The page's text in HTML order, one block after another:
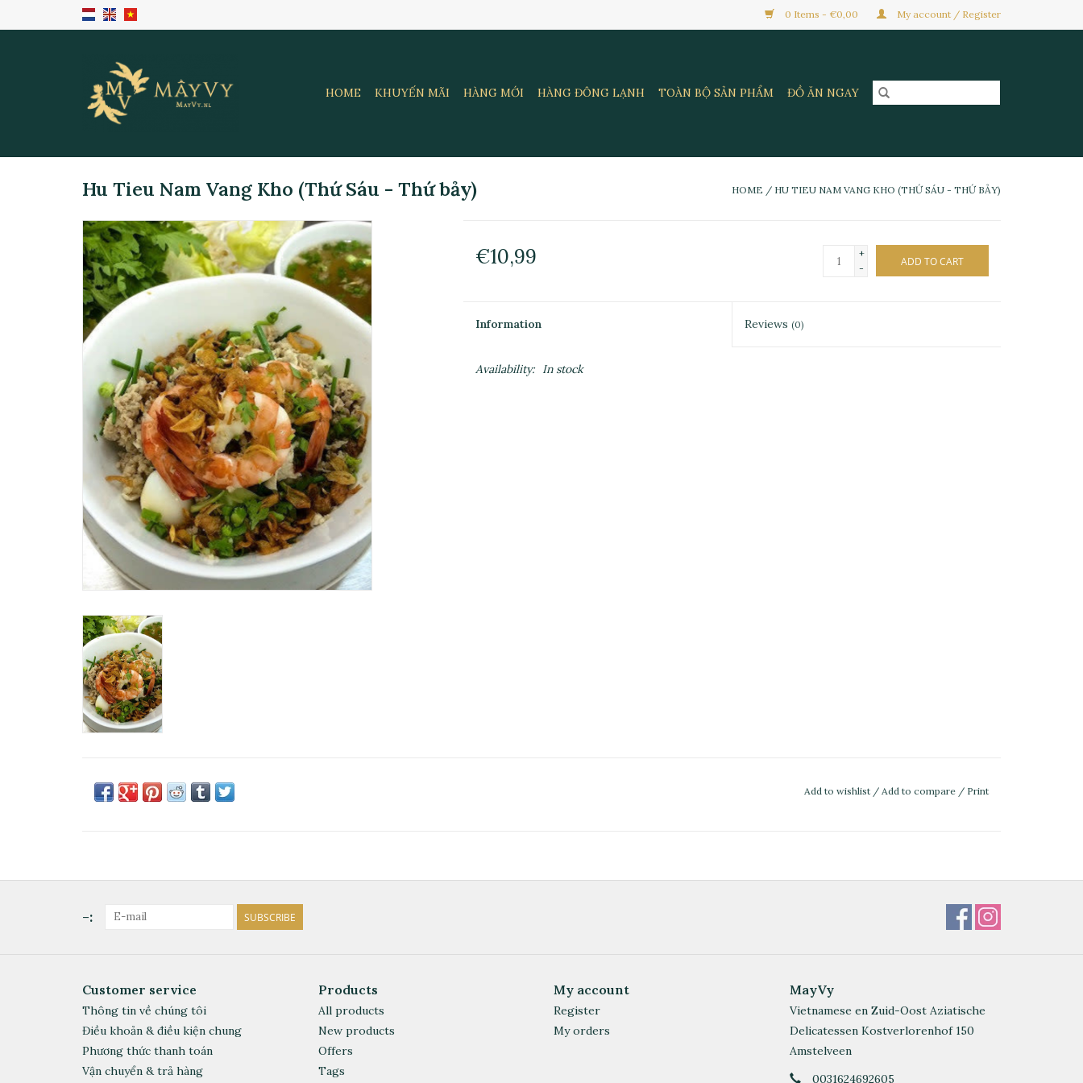
0 Items - €0,00 My account / Register
HOME KHUYẾN MÃI HÀNG MỚI HÀNG ĐÔNG LẠNH TOÀN BỘ SẢN PHẨM ĐỒ ĂN NGAY
Hu Tieu Nam Vang Kho (Thứ Sáu - Thứ bảy) HOME / HU TIEU NAM VANG KHO (THỨ SÁU - THỨ BẢY)
€10,99
+
-
ADD TO CART
Information Reviews(0)
Availability: In stock
Add to wishlist / Add to compare / Print
-: SUBSCRIBE
Customer service
Thông tin về chúng tôi
Điều khoản & điều kiện chung
Phương thức thanh toán
Vận chuyển & trả hàng
Products
All products
New products
Offers
Tags
My account
Register
My orders
MayVy
Vietnamese en Zuid-Oost Aziatische
Delicatessen Kostverlorenhof 150
Amstelveen
0031624692605